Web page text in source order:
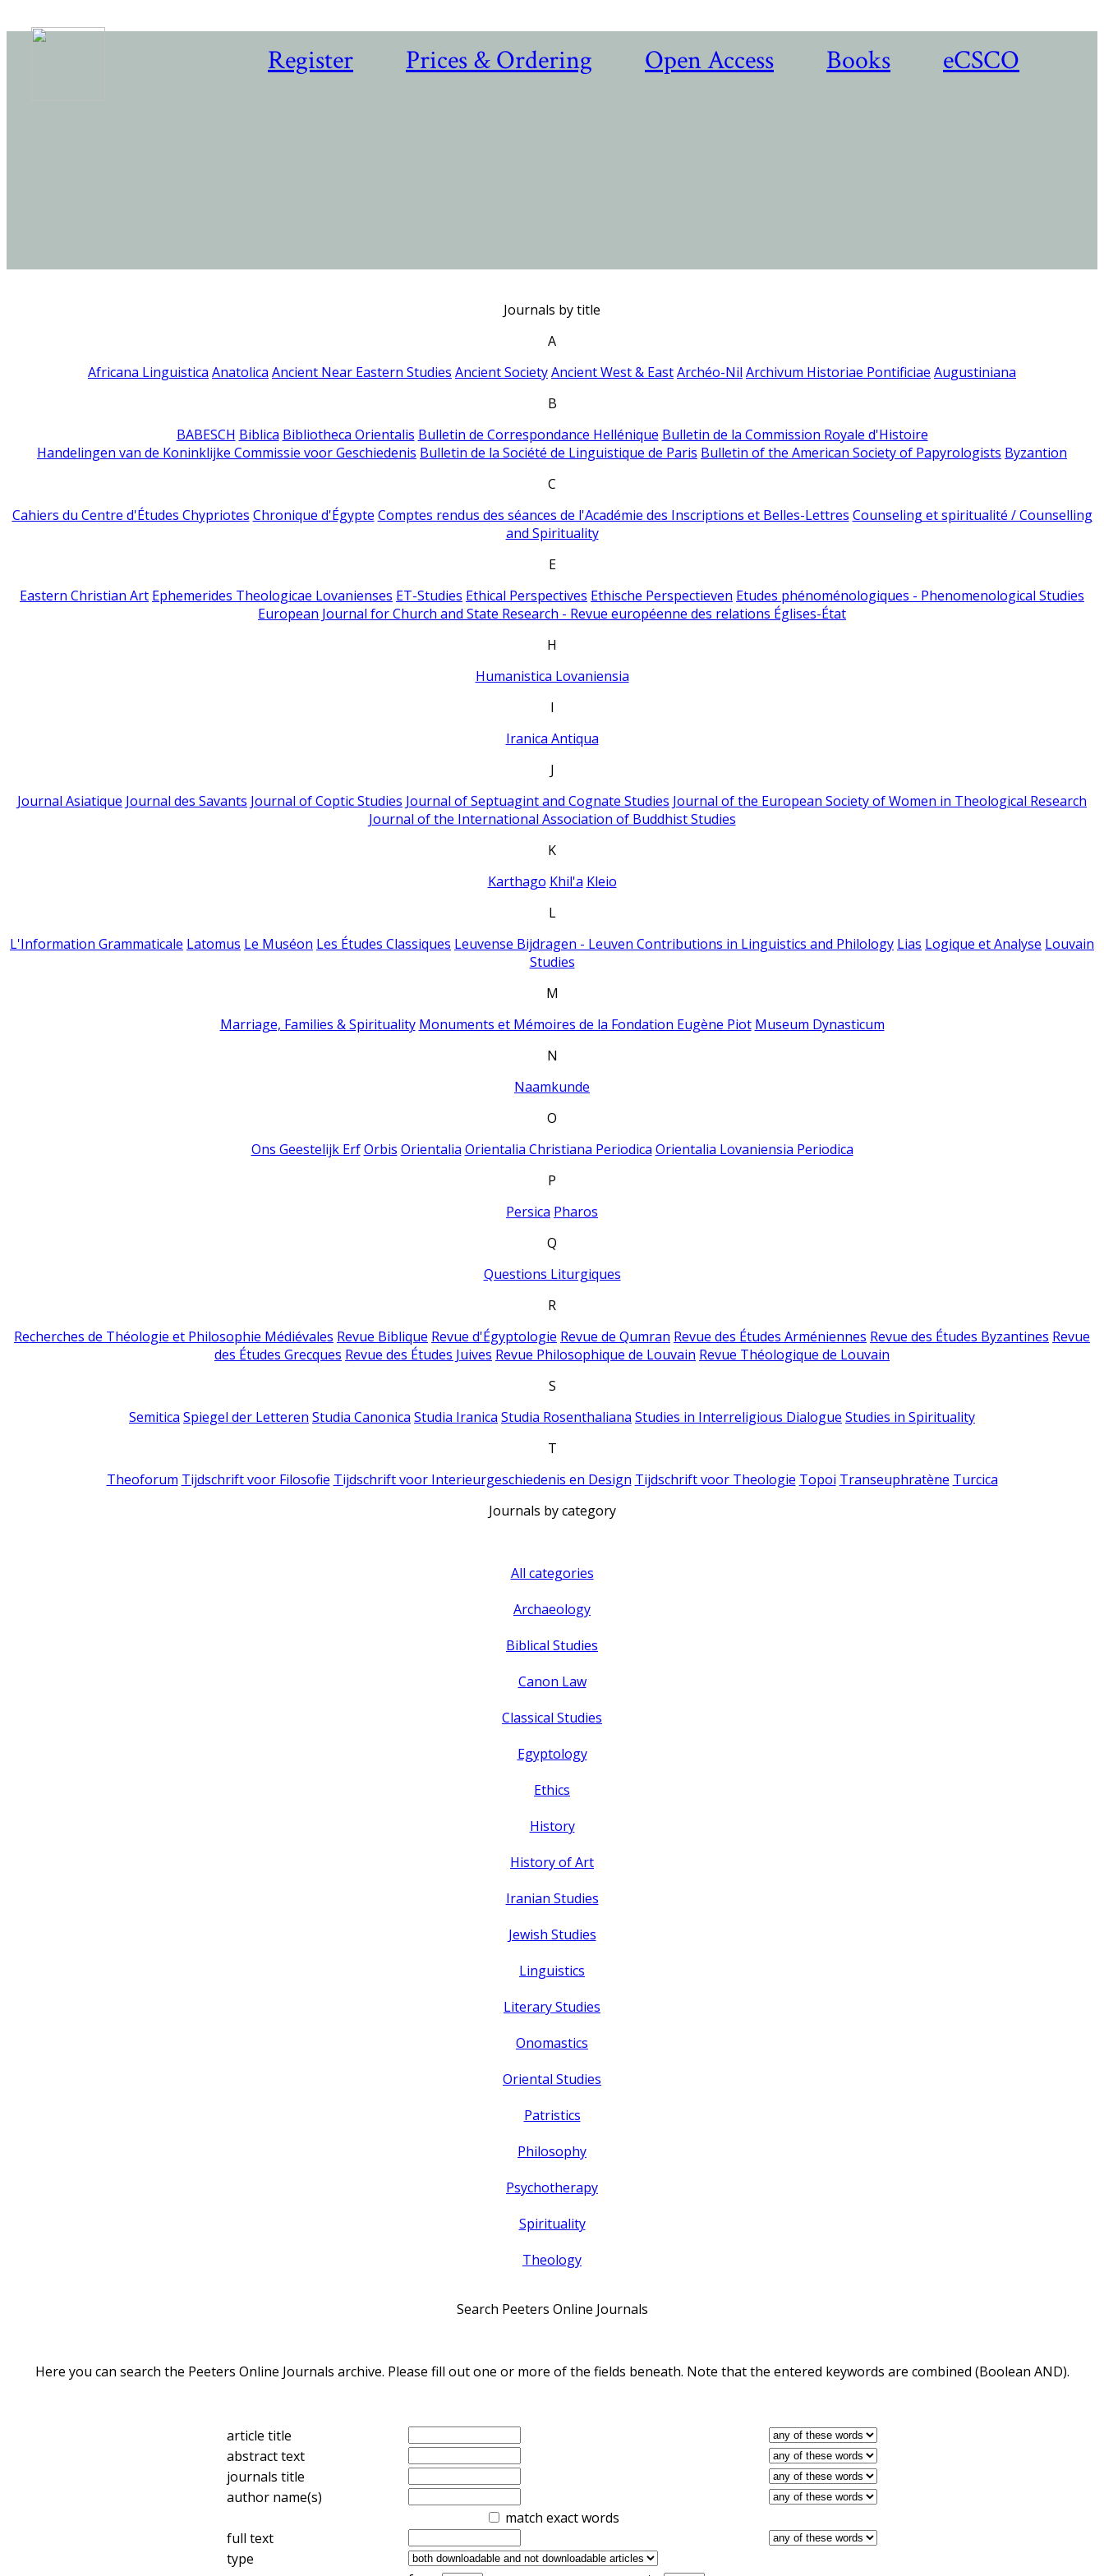
Register Prices & Ordering Open Access Books eCSCO
Journals by title
A
Africana Linguistica Anatolica Ancient Near Eastern Studies Ancient SocietyAncient West & EastArchéo-Nil Archivum Historiae Pontificiae Augustiniana
B
BABESCH Biblica Bibliotheca Orientalis Bulletin de Correspondance Hellénique Bulletin de la Commission Royale d'Histoire
Handelingen van de Koninklijke Commissie voor Geschiedenis Bulletin de la Société de Linguistique de Paris Bulletin of the American Society of Papyrologists Byzantion
C
Cahiers du Centre d'Études Chypriotes Chronique d'Égypte Comptes rendus des séances de l'Académie des Inscriptions et Belles-Lettres Counseling et spiritualité / Counselling
and Spirituality
E
Eastern Christian Art Ephemerides Theologicae Lovanienses ET-Studies Ethical Perspectives Ethische Perspectieven Etudes phénoménologiques - Phenomenological Studies
European Journal for Church and State Research - Revue européenne des relations Églises-État
H
Humanistica Lovaniensia
I
Iranica Antiqua
J
Journal Asiatique Journal des Savants Journal of Coptic Studies Journal of Septuagint and Cognate Studies Journal of the European Society of Women in Theological Research
Journal of the International Association of Buddhist Studies
K
Karthago Khil'a Kleio
L
L'Information Grammaticale Latomus Le Muséon Les Études Classiques Leuvense Bijdragen - Leuven Contributions in Linguistics and Philology Lias Logique et Analyse Louvain
Studies
M
Marriage, Families & Spirituality Monuments et Mémoires de la Fondation Eugène Piot Museum Dynasticum
N
Naamkunde
O
Ons Geestelijk Erf Orbis Orientalia Orientalia Christiana Periodica Orientalia Lovaniensia Periodica
P
Persica Pharos
Q
Questions Liturgiques
R
Recherches de Théologie et Philosophie Médiévales Revue Biblique Revue d'Égyptologie Revue de Qumran Revue des Études Arméniennes Revue des Études Byzantines Revue
des Études Grecques Revue des Études Juives Revue Philosophique de Louvain Revue Théologique de Louvain
S
Semitica Spiegel der Letteren Studia Canonica Studia Iranica Studia Rosenthaliana Studies in Interreligious Dialogue Studies in Spirituality
T
Theoforum Tijdschrift voor Filosofie Tijdschrift voor Interieurgeschiedenis en Design Tijdschrift voor Theologie Topoi Transeuphratène Turcica
Journals by category
All categories
Archaeology
Biblical Studies
Canon Law
Classical Studies
Egyptology
Ethics
History
History of Art
Iranian Studies
Jewish Studies
Linguistics
Literary Studies
Onomastics
Oriental Studies
Patristics
Philosophy
Psychotherapy
Spirituality
Theology
Search Peeters Online Journals
Here you can search the Peeters Online Journals archive. Please fill out one or more of the fields beneath. Note that the entered keywords are combined (Boolean AND).
article title
abstract text
journals title
author name(s)
match exact words
full text
type